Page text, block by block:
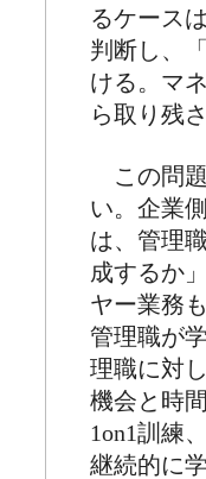
るケース
判断し、
ける。マ
ら取り残
この問題
い。企業
は、管理
成するか
ヤー業務
管理職が
理職に対
機会と時
1on1訓練
継続的に